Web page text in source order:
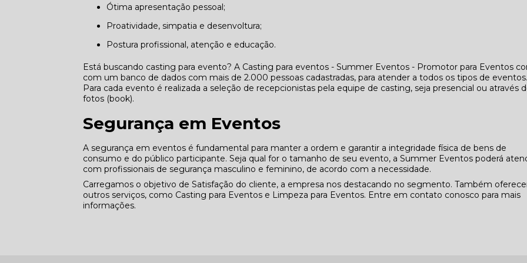
Ótima apresentação pessoal;
Proatividade, simpatia e desenvoltura;
Postura profissional, atenção e educação.
Está buscando casting para evento? A Casting para eventos - Summer Eventos - Promotor para Eventos
com um banco de dados com mais de 2.000 pessoas cadastradas, para atender a todos os tipos de eventos.
Para cada evento é realizada a seleção de recepcionistas pela equipe de casting, seja presencial ou através
fotos (book).
Segurança em Eventos
A segurança em eventos é fundamental para manter a ordem e garantir a integridade física de bens de
consumo e do público participante. Seja qual for o tamanho de seu evento, a Summer Eventos poderá
com profissionais de segurança masculino e feminino, de acordo com a necessidade.
Carregamos o objetivo de Satisfação do cliente, a empresa nos destacando no segmento. Também
outros serviços, como Casting para Eventos e Limpeza para Eventos. Entre em contato conosco para mais
informações.